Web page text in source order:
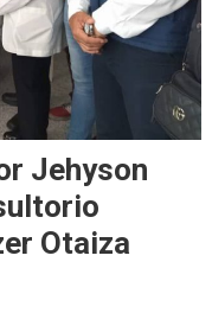
Jehyson
Otaiza